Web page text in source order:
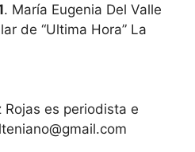
. María Eugenia Del Valle
de “Ultima Hora” La
es periodista e